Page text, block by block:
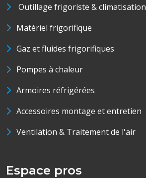
Outillage frigoriste & climatisation
Matériel frigorifique
Gaz et fluides frigorifiques
Pompes à chaleur
Armoires réfrigérées
Accessoires montage et entretien
Ventilation & Traitement de l'air
Espace pros